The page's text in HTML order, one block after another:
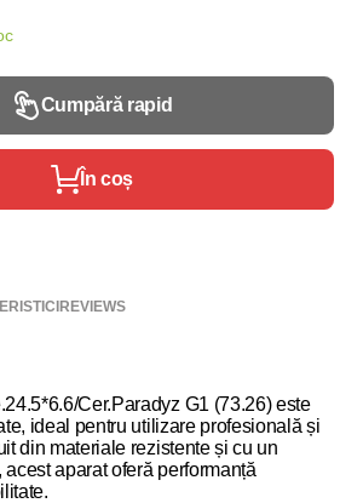
Cumpără rapid
În coș
REVIEWS
Cer.Paradyz G1 (73.26) este
ideal pentru utilizare profesională și
din materiale rezistente și cu un
aparat oferă performanță